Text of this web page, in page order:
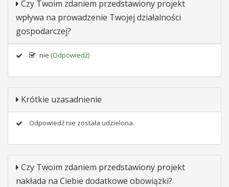
Czy Twoim zdaniem przedstawiony projekt
wpływa na prowadzenie Twojej działalności
gospodarczej?
nie (Odpowiedź)
Krótkie uzasadnienie
Odpowiedź nie została udzielona.
Czy Twoim zdaniem przedstawiony projekt
nakłada na Ciebie dodatkowe obowiązki?